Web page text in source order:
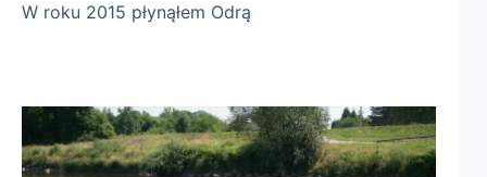
W roku 2015 płynąłem Odrą